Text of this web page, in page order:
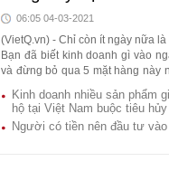
06:05 04-03-2021
(VietQ.vn) - Chỉ còn ít ngày nữa
Bạn đã biết kinh doanh gì vào
và đừng bỏ qua 5 mặt hàng này
hàng này sẽ giúp bạn thu "bộn"
Kinh doanh nhiều sản phẩm
hộ tại Việt Nam buộc tiêu hủy
Người có tiền nên đầu tư